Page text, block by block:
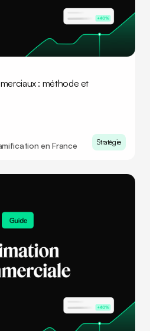
: méthode et
en France
Stratégie